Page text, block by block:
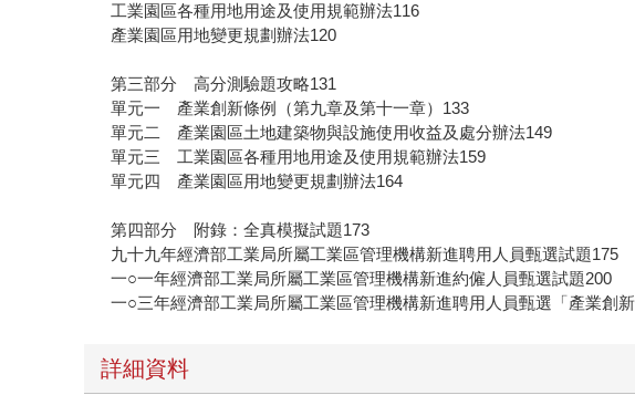
工業園區各種用地用途及使用規範辦法116
產業園區用地變更規劃辦法120
第三部分 高分測驗題攻略131
單元一 產業創新條例（第九章及第十一章）133
單元二 產業園區土地建築物與設施使用收益及處分辦法149
單元三 工業園區各種用地用途及使用規範辦法159
單元四 產業園區用地變更規劃辦法164
第四部分 附錄：全真模擬試題173
九十九年經濟部工業局所屬工業區管理機構新進聘用人員甄選試題175
一○一年經濟部工業局所屬工業區管理機構新進約僱人員甄選試題200
一○三年經濟部工業局所屬工業區管理機構新進聘用人員甄選「產業創
詳細資料